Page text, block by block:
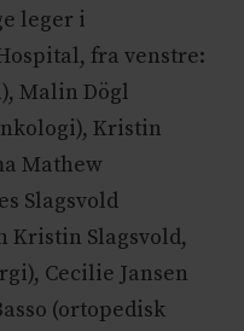
leger i
fra venstre:
Malin Dögl
Kristin
Mathew
Slagsvold
Kristin Slagsvold,
Cecilie Jansen
(ortopedisk